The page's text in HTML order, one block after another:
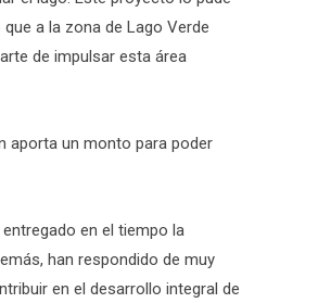
a la zona de Lago Verde
de impulsar esta área
aporta un monto para poder
en el tiempo la
han respondido de muy
en el desarrollo integral de